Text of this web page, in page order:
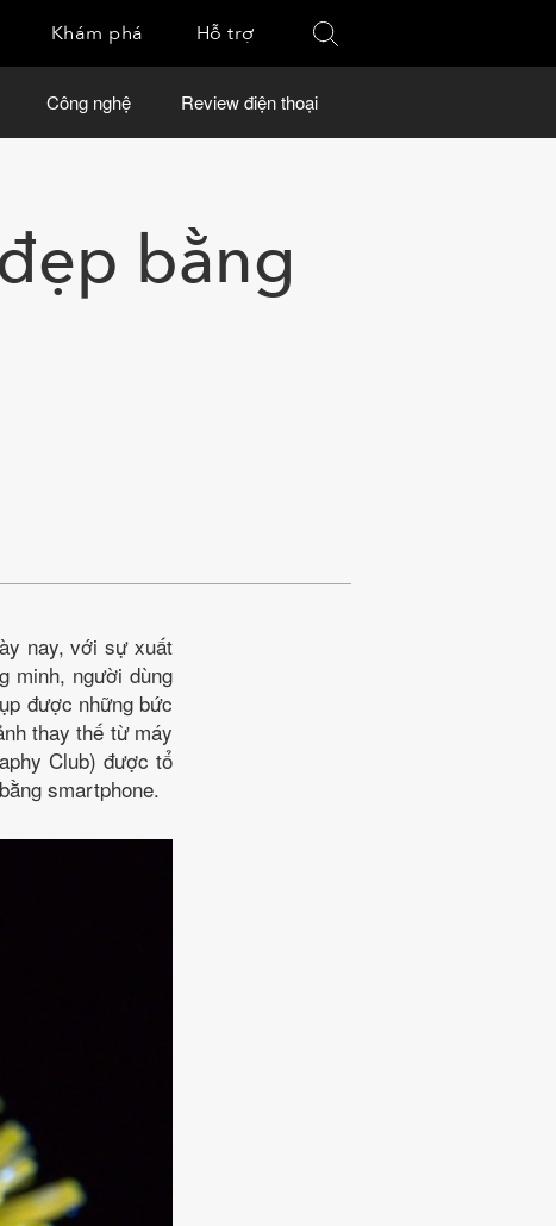
Khám phá Hỗ trợ
Công nghệ Review điện thoại
bằng
nay, với sự xuất
minh, người dùng
được những bức
thay thế từ máy
Club) được tổ
smartphone.